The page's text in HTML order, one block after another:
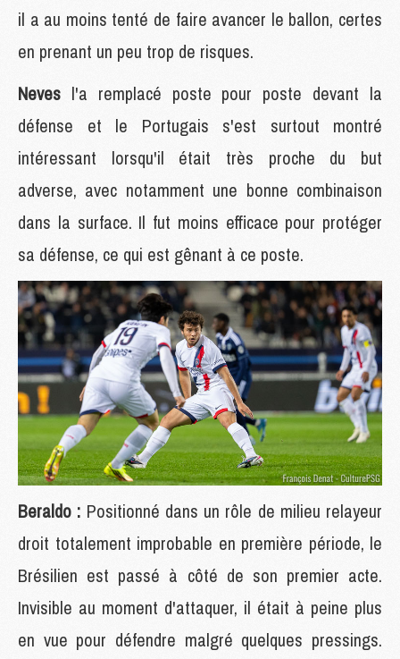
il a au moins tenté de faire avancer le ballon, certes
en prenant un peu trop de risques.
Neves l'a remplacé poste pour poste devant la
défense et le Portugais s'est surtout montré
intéressant lorsqu'il était très proche du but
adverse, avec notamment une bonne combinaison
dans la surface. Il fut moins efficace pour protéger
sa défense, ce qui est gênant à ce poste.
Beraldo : Positionné dans un rôle de milieu relayeur
droit totalement improbable en première période, le
Brésilien est passé à côté de son premier acte.
Invisible au moment d'attaquer, il était à peine plus
en vue pour défendre malgré quelques pressings.